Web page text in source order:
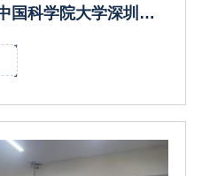
国科学院大学深圳医